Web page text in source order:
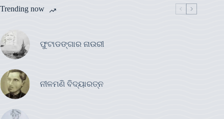
Trending now
ଫୁଟାଡଙ୍ଗାର ନାଉରୀ
ନୀଳମଣି ବିଦ୍ୟାରତ୍ନ